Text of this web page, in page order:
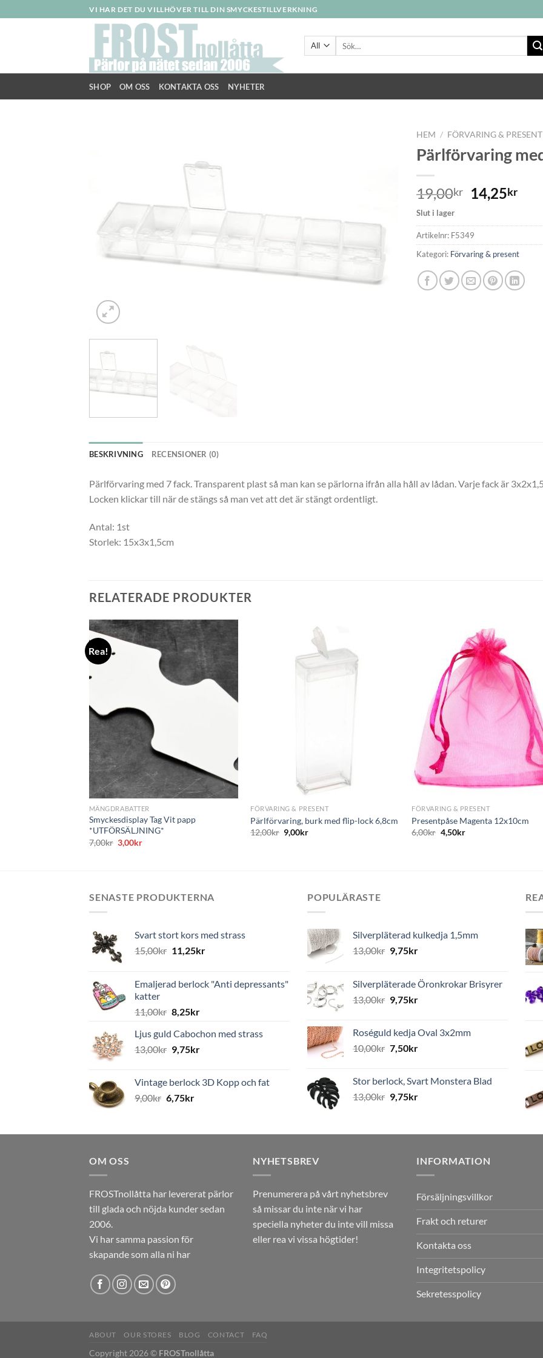
to
VI HAR DET DU VILLHÖVER TILL DIN SMYCKESTILLVERKNING
SHOP OM OSS KONTAKTA OSS NYHETER
HEM / FÖRVARING & PRESENT
Pärlförvaring
19,00kr 14,25kr
Slut i lager
Artikelnr: F5349
Kategori: Förvaring & present
BESKRIVNING RECENSIONER (0)
Pärlförvaring med 7 fack. Transparent plast så man kan se pärlorna ifrån alla håll av lådan. Varje fack är
Locken klickar till när de stängs så man vet att det är stängt ordentligt.
Antal: 1st
Storlek: 15x3x1,5cm
RELATERADE PRODUKTER
Rea!
+
MÄNGDRABATTER
Smyckesdisplay Tag Vit papp
*UTFÖRSÄLJNING*
7,00kr Det
ursprungliga
3,00krDet
FÖRVARING & PRESENT
Pärlförvaring, burk med flip-lock 6,8cm
12,00kr 9,00kr
+
FÖRVARING & PRESENT
Presentpåse Magenta 12x10cm
6,00kr 4,50kr
SENASTE PRODUKTERNA
Svart stort kors med strass
15,00kr 11,25kr
Emaljerad berlock "Anti depressants"
katter
11,00kr 8,25kr
Ljus guld Cabochon med strass
13,00kr 9,75kr
Vintage berlock 3D Kopp och fat
9,00kr 6,75kr
POPULÄRASTE
Silverpläterad kulkedja 1,5mm
13,00kr 9,75kr
Silverpläterade Öronkrokar Brisyrer
13,00kr 9,75kr
Roséguld kedja Oval 3x2mm
10,00kr 7,50kr
Stor berlock, Svart Monstera Blad
13,00kr 9,75kr
OM OSS
FROSTnollåtta har levererat pärlor
till glada och nöjda kunder sedan
2006.
Vi har samma passion för
skapande som alla ni har
NYHETSBREV
Prenumerera på vårt nyhetsbrev
så missar du inte när vi har
speciella nyheter du inte vill missa
eller rea vi vissa högtider!
INFORMATION
Försäljningsvillkor
Frakt och returer
Kontakta oss
Integritetspolicy
Sekretesspolicy
ABOUT OUR STORES BLOG CONTACT FAQ
Copyright 2026 © FROSTnollåtta